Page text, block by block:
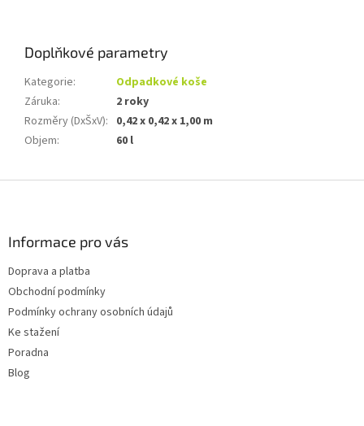
Doplňkové parametry
Kategorie:
Odpadkové koše
Záruka:
2 roky
Rozměry (DxŠxV): 0,42 x 0,42 x 1,00 m
Objem: 60 l
Informace pro vás
Doprava a platba
Obchodní podmínky
Podmínky ochrany osobních údajů
Ke stažení
Poradna
Blog